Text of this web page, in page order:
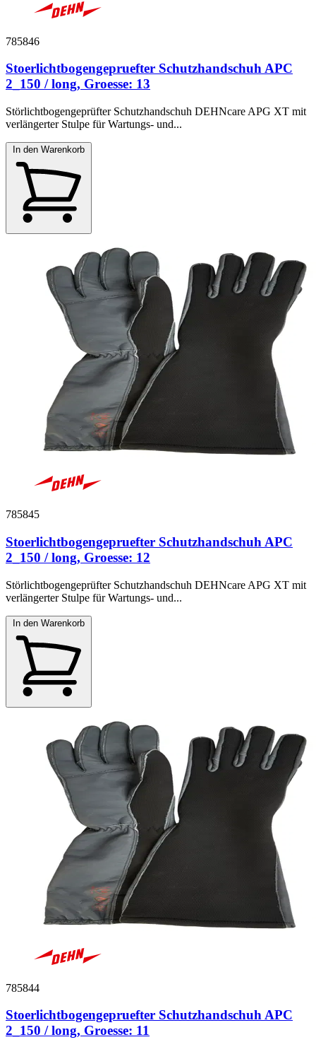
785846
Stoerlichtbogengepruefter Schutzhandschuh APC
2_150 / long, Groesse: 13
Störlichtbogengeprüfter Schutzhandschuh DEHNcare APG XT mit
verlängerter Stulpe für Wartungs- und...
In den Warenkorb
785845
Stoerlichtbogengepruefter Schutzhandschuh APC
2_150 / long, Groesse: 12
Störlichtbogengeprüfter Schutzhandschuh DEHNcare APG XT mit
verlängerter Stulpe für Wartungs- und...
In den Warenkorb
785844
Stoerlichtbogengepruefter Schutzhandschuh APC
2_150 / long, Groesse: 11